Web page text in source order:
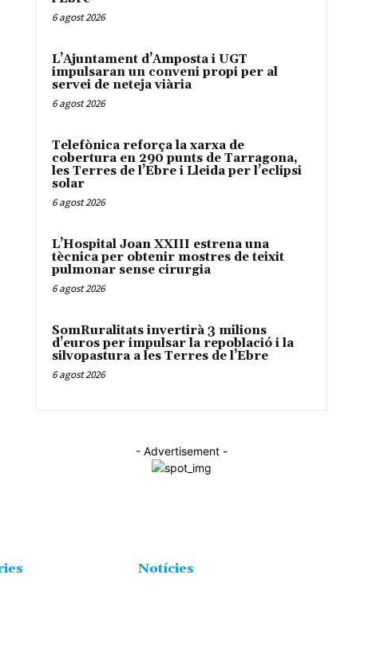
6 agost 2026
L’Ajuntament d’Amposta i UGT
impulsaran un conveni propi per al
servei de neteja viària
6 agost 2026
Telefònica reforça la xarxa de
cobertura en 290 punts de Tarragona,
les Terres de l’Ebre i Lleida per l’eclipsi
solar
6 agost 2026
L’Hospital Joan XXIII estrena una
tècnica per obtenir mostres de teixit
pulmonar sense cirurgia
6 agost 2026
SomRuralitats invertirà 3 milions
d’euros per impulsar la repoblació i la
silvopastura a les Terres de l’Ebre
6 agost 2026
- Advertisement -
Notícies